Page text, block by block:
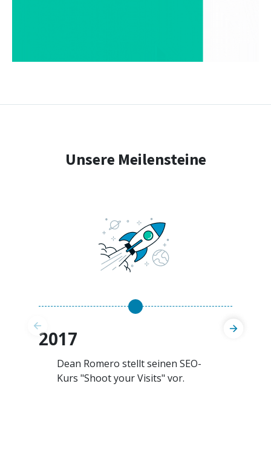
Unsere Meilensteine
2017
Dean Romero stellt seinen SEO-
Kurs "Shoot your Visits" vor.